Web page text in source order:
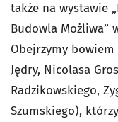
także na wystawie
Budowla Możliwa”
Obejrzymy
Jędry, Nicolasa
Radzikowskiego,
Szumskiego),